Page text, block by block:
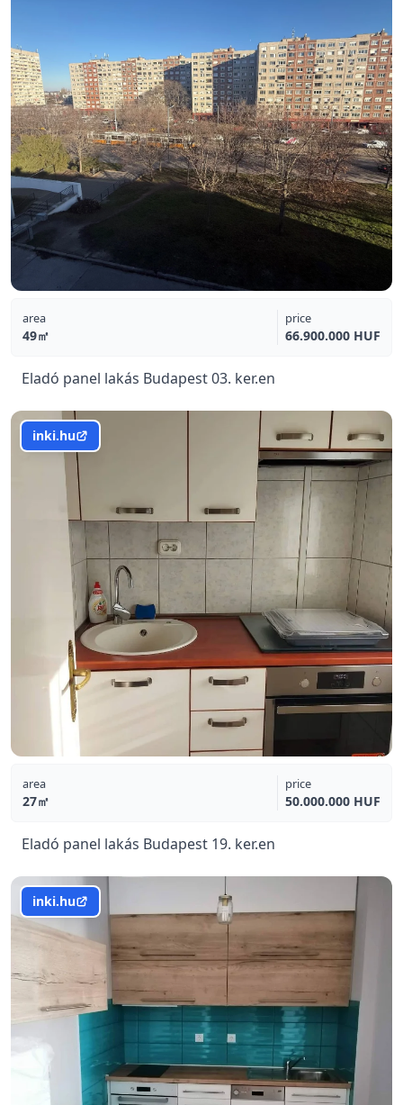
area
49㎡
price
66.900.000 HUF
Eladó panel lakás Budapest 03. ker.en
inki.hu
area
27㎡
price
50.000.000 HUF
Eladó panel lakás Budapest 19. ker.en
inki.hu